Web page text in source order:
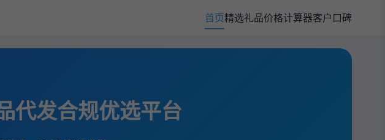
首页精选礼品价格计算器客户口碑
代发合规优选平台